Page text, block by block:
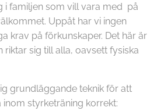
i familjen som vill vara med på
Uppåt har vi ingen
krav på förkunskaper. Det här är
riktar sig till alla, oavsett fysiska
grundläggande teknik för att
styrketräning korrekt: